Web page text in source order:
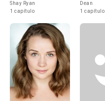
Shay Ryan
1 capítulo
Dean
1 capítulo